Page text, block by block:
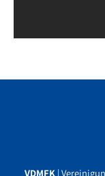
VDMFK |